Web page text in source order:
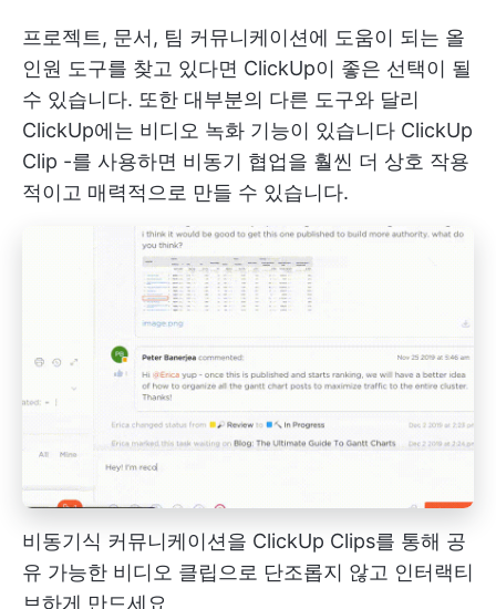
프로젝트, 문서, 팀 커뮤니케이션에 도움이 되는 올
인원 도구를 찾고 있다면 ClickUp이 좋은 선택이 될
수 있습니다. 또한 대부분의 다른 도구와 달리
ClickUp에는 비디오 녹화 기능이 있습니다 ClickUp
Clip -를 사용하면 비동기 협업을 훨씬 더 상호 작용
적이고 매력적으로 만들 수 있습니다.
비동기식 커뮤니케이션을 ClickUp Clips를 통해 공
유 가능한 비디오 클립으로 단조롭지 않고 인터랙티
브하게 만드세요